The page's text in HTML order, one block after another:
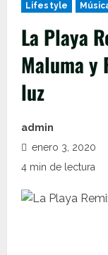
Lifestyle
La Playa
Maluma y
luz
admin
enero 3, 2020
4 min de lectura